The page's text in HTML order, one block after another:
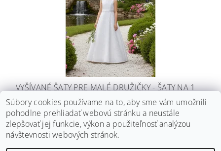
VYŠÍVANÉ ŠATY PRE MALÉ DRUŽIČKY - ŠATY NA 1
SVÄTÉ PRIJÍMANIE KF-12
€213 DETAIL
Súbory cookies používame na to, aby sme vám umožnili
pohodlne prehliadať webovú stránku a neustále
zlepšovať jej funkcie, výkon a použiteľnosť analýzou
návštevnosti webových stránok.